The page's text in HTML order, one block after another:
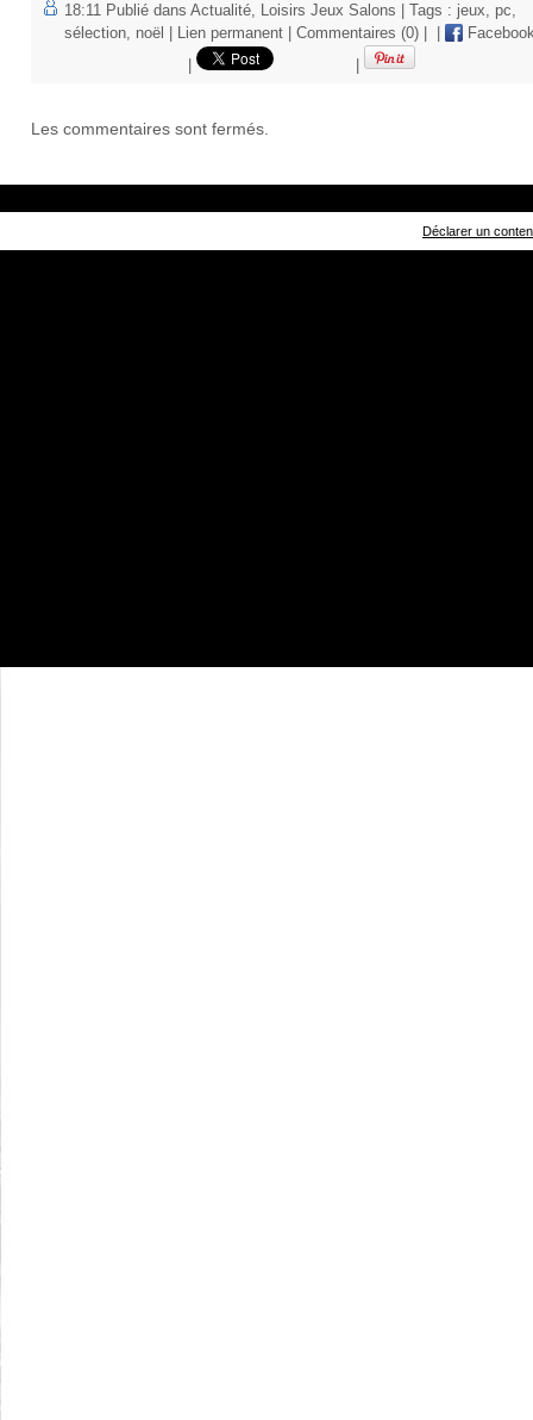
18:11 Publié dans Actualité Loisirs Jeux Salons | Tags : jeux pc
sélection
noël Lien permanent Commentaires (0)
Les commentaires sont fermés.
Déclarer un